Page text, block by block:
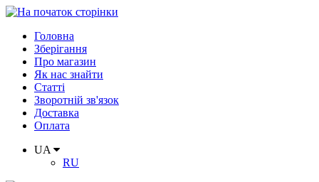
Головна
Зберігання
Про магазин
Як нас знайти
Статті
Зворотній зв'язок
Доставка
Оплата
UA
RU